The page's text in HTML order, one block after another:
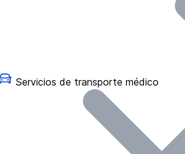
Servicios de transporte médico